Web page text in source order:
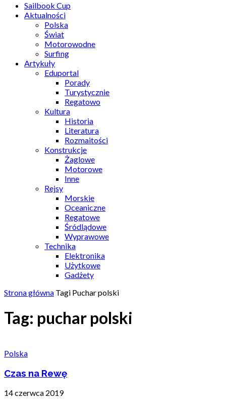
Sailbook Cup
Aktualności
Polska
Świat
Motorowodne
Surfing
Artykuły
Eduportal
Porady
Turystycznie
Regatowo
Kultura
Historia
Literatura
Rozmaitości
Konstrukcje
Żaglowe
Motorowe
Inne
Rejsy
Morskie
Oceaniczne
Regatowe
Śródlądowe
Wyprawowe
Technika
Elektronika
Użytkowe
Gadżety
Strona główna Tagi Puchar polski
Tag: puchar polski
Polska
Czas na Rewę
14 czerwca 2019